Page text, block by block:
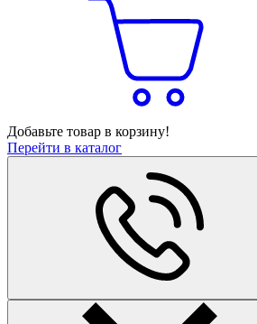
Добавьте товар в корзину!
Перейти в каталог